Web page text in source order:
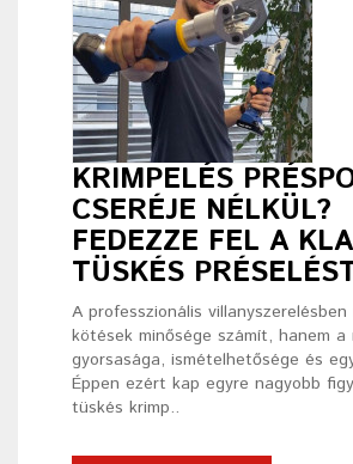
KRIMPELÉS
CSERÉJE NÉLKÜL?
FEDEZZE FEL A
TÜSKÉS
A professzionális villanyszerelésben
kötések minősége számít, hanem a
gyorsasága, ismételhetősége és
Éppen ezért kap egyre nagyobb
tüskés krimp..